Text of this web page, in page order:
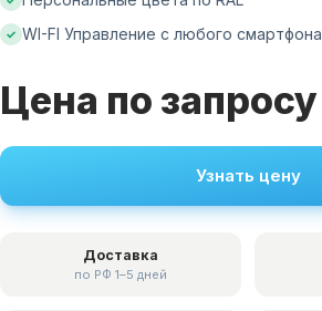
✓ WI-FI Управление с любого смартфона
Цена по запросу
Узнать цену
Доставка
по РФ 1–5 дней